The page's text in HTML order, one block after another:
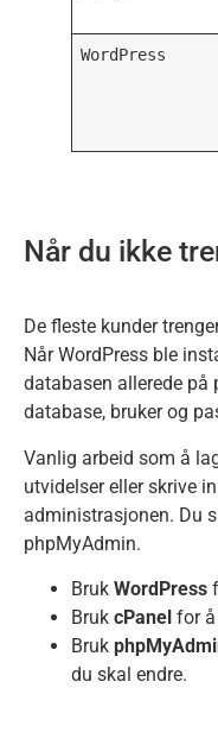
WordPress
Når du ikke
De fleste kunder
Når WordPress ble
databasen allerede på
database, bruker og
Vanlig arbeid som å
utvidelser eller skrive
administrasjonen. Du
phpMyAdmin.
Bruk WordPress
Bruk cPanel for å
Bruk
du skal endre.